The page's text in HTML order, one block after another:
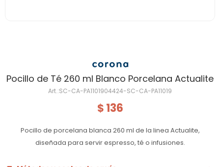
Pocillo de Té 260 ml Blanco Porcelana Actualite
SC-CA-PA1101904424-SC-CA-PA11019
$ 136
Pocillo de porcelana blanca 260 ml de la linea Actualite,
diseñada para servir espresso, té o infusiones.